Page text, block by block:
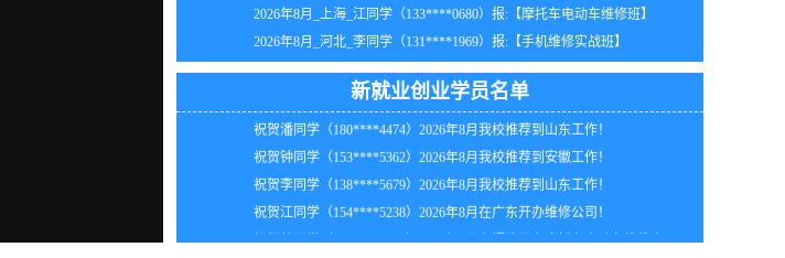
2026年8月_河北_李同学（131****1969）报:
【手机维修实战班】
2026年8月_江西_潘同学（136****7459）报:
【装饰装修培训实战班】
2026年8月_江苏_苏同学（150****7886）报: 【中级焊工培训实战班】
2026年8月_重庆_周同学（189****2460）报:【木工培训实战班】
2026年8月_江西_田同学（157****5655）报:【液晶电视维修实战班】
2026年8月_山西_韩同学（134****3484）报:【瓦工培训实战班】
2026年8月_江苏_王同学（132****2382）报:【家电维修实战班】
2026年8月_湖南_苏同学（182****5597）报:【家电维修实战班】
新就业创业学员名单
祝贺卢同学（131****3431）2026年8月我校推荐到黑龙江工作
祝贺潘同学（180****4474）2026年8月我校推荐到山东工作！
祝贺钟同学（153****5362）2026年8月我校推荐到安徽工作！
祝贺李同学（138****5679）2026年8月我校推荐到山东工作！
祝贺江同学（154****5238）2026年8月在广东开办维修公司！
祝贺林同学（139****4058）2026年8月在福建开办摩托车电动车维修店！